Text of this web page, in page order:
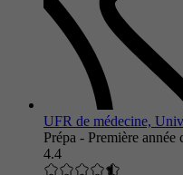
UFR de médecine,
Prépa - Première année
4.4